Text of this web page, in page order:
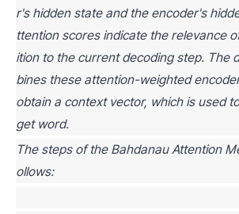
r's hidden state and the encoder's
ttention scores indicate the relevance
ition to the current decoding step. The
bines these attention-weighted
obtain a context vector, which is used
get word.
The steps of the Bahdanau Attention
ollows: